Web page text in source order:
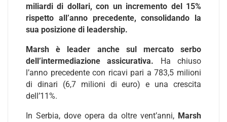
miliardi di dollari, con un incremento del 15%
rispetto all’anno precedente, consolidando la
sua posizione di leadership.
Marsh è leader anche sul mercato serbo
dell’intermediazione assicurativa. Ha chiuso
l’anno precedente con ricavi pari a 783,5 milioni
di dinari (6,7 milioni di euro) e una crescita
dell’11%.
In Serbia, dove opera da oltre vent’anni, Marsh